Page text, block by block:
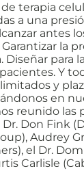
terapia
a una
antes
la
para
Y
y
en
reunido las
Don Fink
Audrey
el Dr.
Carlisle